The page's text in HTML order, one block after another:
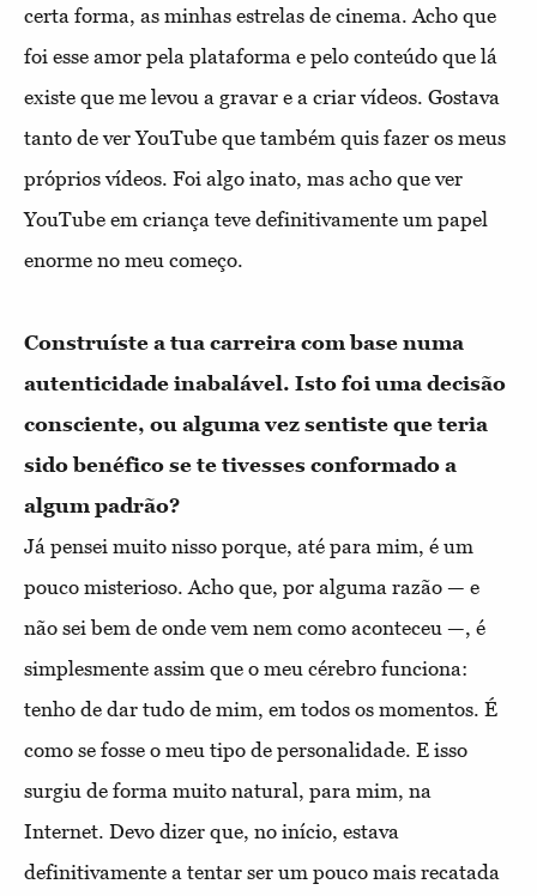
certa forma, as minhas estrelas de cinema. Acho que
foi esse amor pela plataforma e pelo conteúdo que lá
existe que me levou a gravar e a criar vídeos. Gostava
tanto de ver YouTube que também quis fazer os meus
próprios vídeos. Foi algo inato, mas acho que ver
YouTube em criança teve definitivamente um papel
enorme no meu começo.
Construíste a tua carreira com base numa
autenticidade inabalável. Isto foi uma decisão
consciente, ou alguma vez sentiste que teria
sido benéfico se te tivesses conformado a
algum padrão?
Já pensei muito nisso porque, até para mim, é um
pouco misterioso. Acho que, por alguma razão — e
não sei bem de onde vem nem como aconteceu —, é
simplesmente assim que o meu cérebro funciona:
tenho de dar tudo de mim, em todos os momentos. É
como se fosse o meu tipo de personalidade. E isso
surgiu de forma muito natural, para mim, na
Internet. Devo dizer que, no início, estava
definitivamente a tentar ser um pouco mais recatada